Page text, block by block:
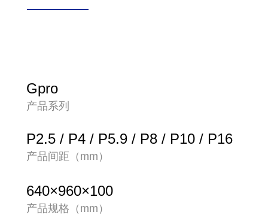
产品系列
Gpro
产品间距（mm）
P2.5 / P4 / P5.9 / P8 / P10 / P16
产品规格（mm）
640×960×100